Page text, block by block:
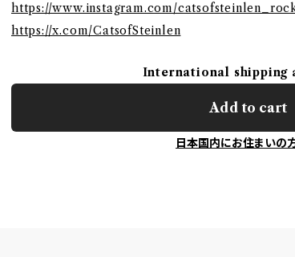
https://www.instagram.com/
https://x.com/CatsofSteinlen
International shipping
Add to cart
日本国内にお住まいの